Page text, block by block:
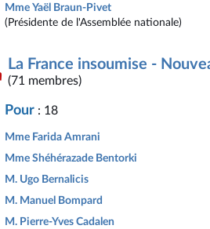
Mme Yaël Braun-Pivet
(Présidente de l'Assemblée nationale)
La France insoumise -
(71 membres)
Pour : 18
Mme Farida Amrani
Mme Shéhérazade Bentorki
M. Ugo Bernalicis
M. Manuel Bompard
M. Pierre-Yves Cadalen